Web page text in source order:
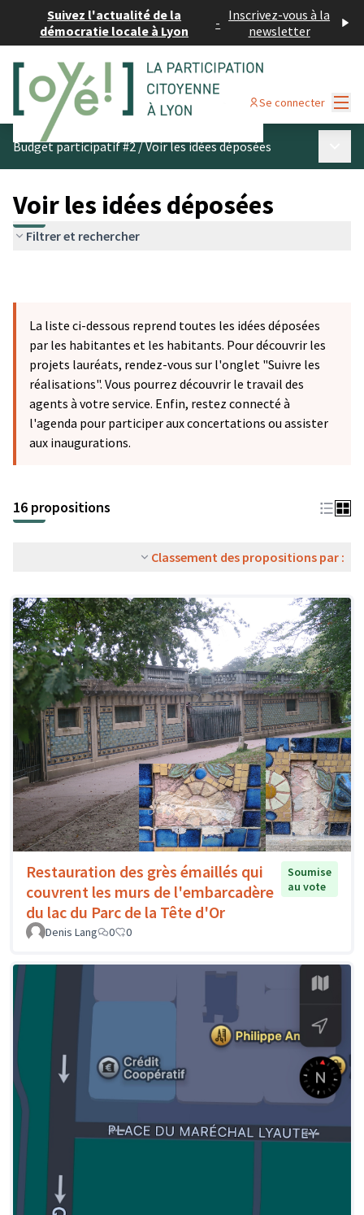
Suivez l'actualité de la
démocratie locale à Lyon
- Inscrivez-vous à la
newsletter
Se connecter
Budget participatif #2/Voir les idées déposées
Voir les idées déposées
Filtrer et rechercher
La liste ci-dessous reprend toutes les idées déposées
par les habitantes et les habitants. Pour découvrir les
projets lauréats, rendez-vous sur l'onglet "Suivre les
réalisations". Vous pourrez découvrir le travail des
agents à votre service. Enfin, restez connecté à
l'agenda pour participer aux concertations ou assister
aux inaugurations.
16 propositions
Classement des propositions par :
Restauration des grès émaillés qui
couvrent les murs de l'embarcadère
du lac du Parc de la Tête d'Or
Soumise
au vote
Denis Lang 0 0